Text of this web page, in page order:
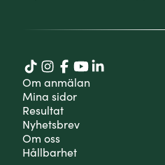
Om anmälan
Mina sidor
Resultat
Nyhetsbrev
Om oss
Hållbarhet